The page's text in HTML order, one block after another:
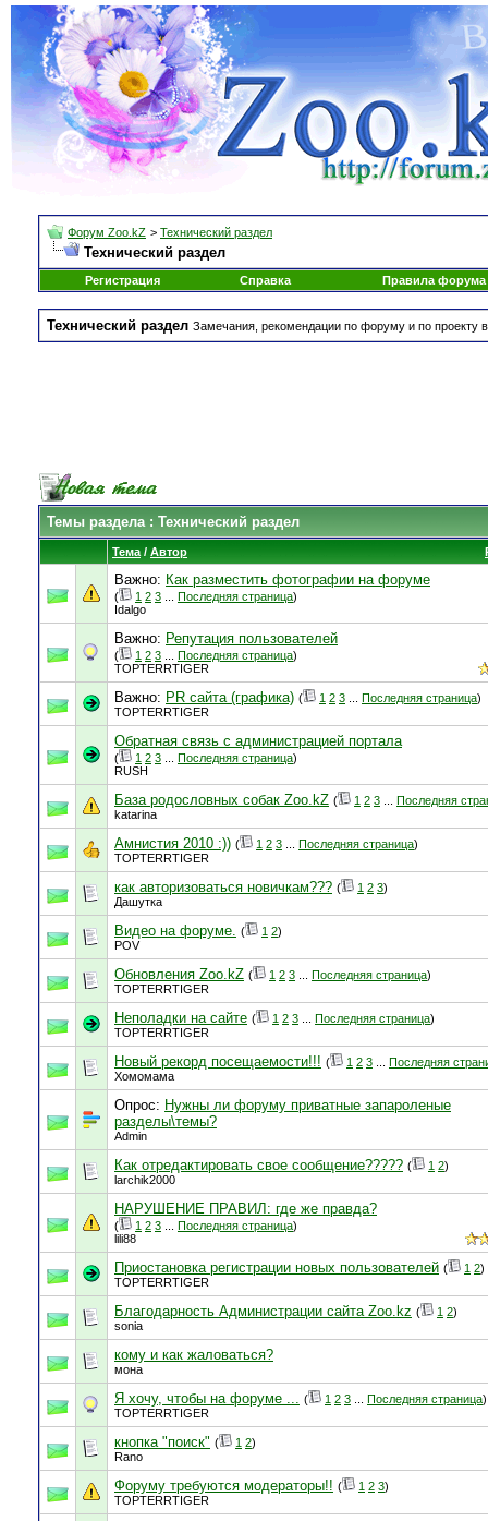
Форум Zoo.kZ > Технический раздел
Технический раздел
Регистрация Справка Правила форума
Технический раздел Замечания, рекомендации по форуму и по проекту
Темы раздела: Технический раздел
Тема / Автор
Важно: Как разместить фотографии на форуме
( 1 2 3 Последняя страница)
Idalgo
Важно: Репутация пользователей
( 1 2 3 Последняя страница)
TOPTERRTIGER
Важно: PR сайта (графика) ( 1 2 3 Последняя страница)
TOPTERRTIGER
Обратная связь с администрацией портала
( 1 2 3 Последняя страница)
RUSH
База родословных собак Zoo.kZ ( 1 2 3
Последняя
katarina
Амнистия 2010 :)) ( 1 2 3 Последняя страница)
TOPTERRTIGER
как авторизоваться новичкам??? ( 1 2 3)
Дашутка
Видео на форуме. ( 1 2)
POV
Обновления Zoo.kZ ( 1 2 3 Последняя страница)
TOPTERRTIGER
Неполадки на сайте ( 1 2 3 Последняя страница)
TOPTERRTIGER
Новый рекорд посещаемости!!! ( 1 2 3
Последняя
Хомомама
Опрос: Нужны ли форуму приватные запароленые
разделы\темы?
Admin
Как отредактировать свое сообщение????? ( 1 2)
larchik2000
НАРУШЕНИЕ ПРАВИЛ: где же правда?
( 1 2 3 Последняя страница)
lili88
Приостановка регистрации новых пользователей ( 1 2)
TOPTERRTIGER
Благодарность Администрации сайта Zoo.kz ( 1 2)
sonia
кому и как жаловаться?
мона
Я хочу, чтобы на форуме ... ( 1 2 3 Последняя страница)
TOPTERRTIGER
кнопка "поиск" ( 1 2)
Rano
Форуму требуются модераторы!! ( 1 2 3)
TOPTERRTIGER